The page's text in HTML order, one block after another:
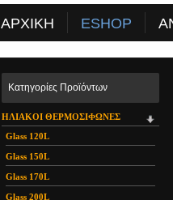
ΑΡΧΙΚΗ ESHOP
Όλες οι
Όλοι οι
Αναζήτηση
Κατηγορίες Προϊόντων
ΗΛΙΑΚΟΙ ΘΕΡΜΟΣΙΦΩΝΕΣ
Glass 120L
Glass 150L
Glass 170L
Glass 200L